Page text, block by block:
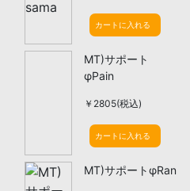
カートに入れる
MT)サポート
φPain
￥2805(税込)
カートに入れる
MT)サポートφRan